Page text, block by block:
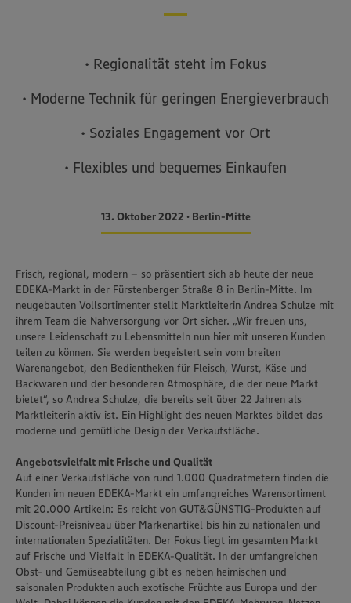
• Regionalität steht im Fokus
• Moderne Technik für geringen Energieverbrauch
• Soziales Engagement vor Ort
• Flexibles und bequemes Einkaufen
13. Oktober 2022 • Berlin-Mitte
Frisch, regional, modern – so präsentiert sich ab heute der neue
EDEKA-Markt in der Fürstenberger Straße 8 in Berlin-Mitte. Im
neugebauten Vollsortimenter stellt Marktleiterin Andrea Schulze mit
ihrem Team die Nahversorgung vor Ort sicher. „Wir freuen uns,
unsere Leidenschaft zu Lebensmitteln nun hier mit unseren Kunden
teilen zu können. Sie werden begeistert sein vom breiten
Warenangebot, den Bedientheken für Fleisch, Wurst, Käse und
Backwaren und der besonderen Atmosphäre, die der neue Markt
bietet“, so Andrea Schulze, die bereits seit über 22 Jahren als
Marktleiterin aktiv ist. Ein Highlight des neuen Marktes bildet das
moderne und gemütliche Design der Verkaufsfläche.
Angebotsvielfalt mit Frische und Qualität
Auf einer Verkaufsfläche von rund 1.000 Quadratmetern finden die
Kunden im neuen EDEKA-Markt ein umfangreiches Warensortiment
mit 20.000 Artikeln: Es reicht von GUT&GÜNSTIG-Produkten auf
Discount-Preisniveau über Markenartikel bis hin zu nationalen und
internationalen Spezialitäten. Der Fokus liegt im gesamten Markt
auf Frische und Vielfalt in EDEKA-Qualität. In der umfangreichen
Obst- und Gemüseabteilung gibt es neben heimischen und
saisonalen Produkten auch exotische Früchte aus Europa und der